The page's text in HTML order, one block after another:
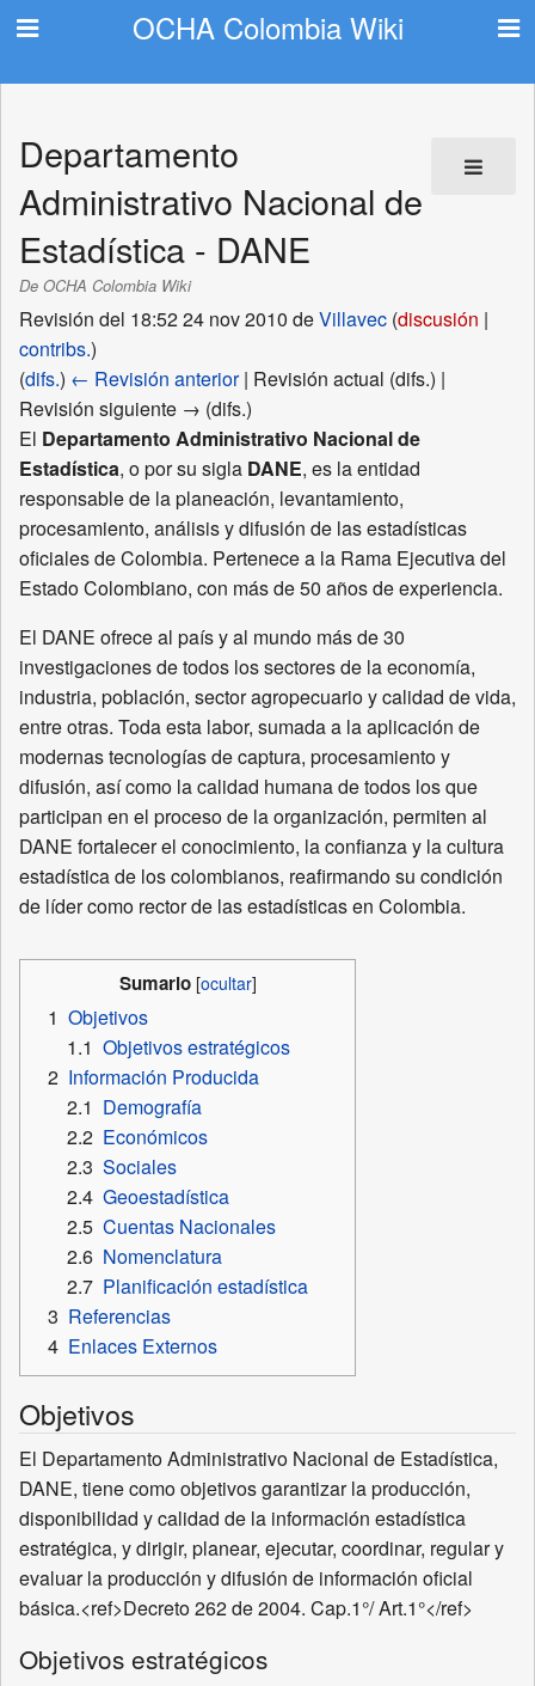
OCHA Colombia Wiki
Departamento
Administrativo Nacional de
Estadística - DANE
De OCHA Colombia Wiki
Revisión del 18:52 24 nov 2010 deVillavec (discusión |
contribs.)
(difs.) ← Revisión anterior| Revisión actual (difs.) |
Revisión siguiente → (difs.)
El Departamento Administrativo Nacional de
Estadística, o por su sigla DANE, es la entidad
responsable de la planeación, levantamiento,
procesamiento, análisis y difusión de las estadísticas
oficiales de Colombia. Pertenece a la Rama Ejecutiva del
Estado Colombiano, con más de 50 años de experiencia.
El DANE ofrece al país y al mundo más de 30
investigaciones de todos los sectores de la economía,
industria, población, sector agropecuario y calidad de vida,
entre otras. Toda esta labor, sumada a la aplicación de
modernas tecnologías de captura, procesamiento y
difusión, así como la calidad humana de todos los que
participan en el proceso de la organización, permiten al
DANE fortalecer el conocimiento, la confianza y la cultura
estadística de los colombianos, reafirmando su condición
de líder como rector de las estadísticas en Colombia.
Sumario
1 Objetivos
1.1 Objetivos estratégicos
2 Información Producida
2.1 Demografía
2.2 Económicos
2.3 Sociales
2.4 Geoestadística
2.5 Cuentas Nacionales
2.6 Nomenclatura
2.7 Planificación estadística
3 Referencias
4 Enlaces Externos
Objetivos
El Departamento Administrativo Nacional de Estadística,
DANE, tiene como objetivos garantizar la producción,
disponibilidad y calidad de la información estadística
estratégica, y dirigir, planear, ejecutar, coordinar, regular y
evaluar la producción y difusión de información oficial
básica.<ref>Decreto 262 de 2004. Cap.1°/ Art.1°</ref>
Objetivos estratégicos